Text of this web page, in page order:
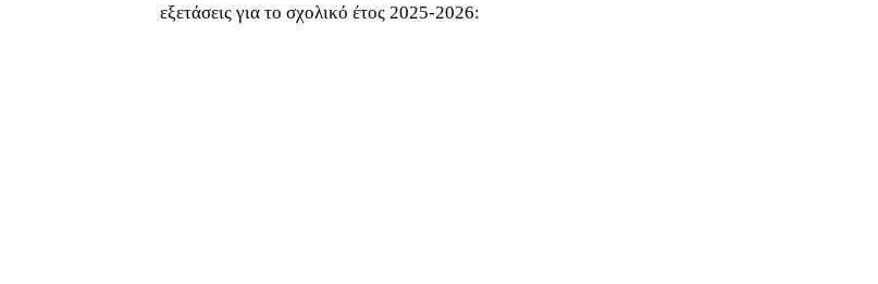
εξετάσεις για το σχολικό έτος 2025-2026: